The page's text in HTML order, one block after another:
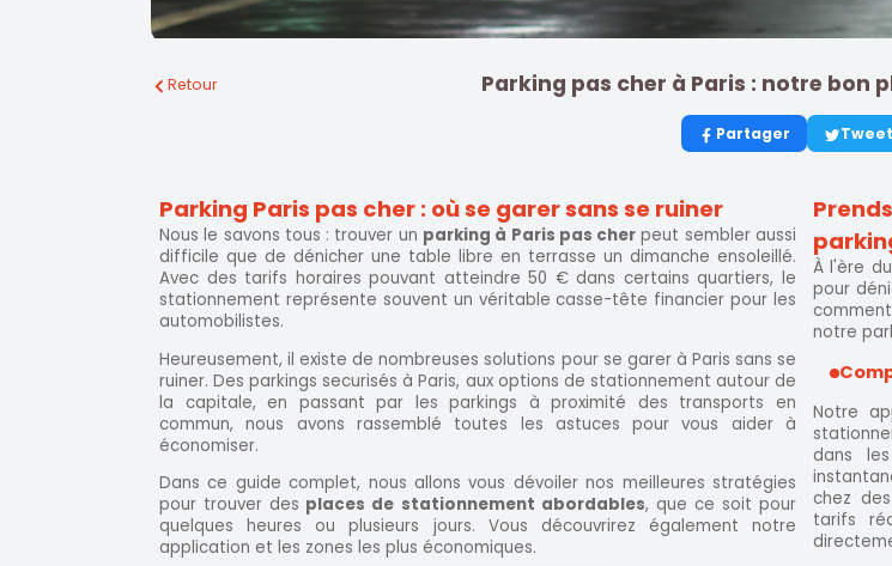
Retour Parking pas cher à Paris : notre bon
Partager
Parking Paris pas cher : où se garer sans se ruiner
Nous le savons tous : trouver un parking à Paris pas cher peut sembler aussi
difficile que de dénicher une table libre en terrasse un dimanche ensoleillé.
Avec des tarifs horaires pouvant atteindre 50 € dans certains quartiers, le
stationnement représente souvent un véritable casse-tête financier pour les
automobilistes.
Heureusement, il existe de nombreuses solutions pour se garer à Paris sans se
ruiner. Des parkings securisés à Paris, aux options de stationnement autour de
la capitale, en passant par les parkings à proximité des transports en
commun, nous avons rassemblé toutes les astuces pour vous aider à
économiser.
Dans ce guide complet, nous allons vous dévoiler nos meilleures stratégies
pour trouver des places de stationnement abordables, que ce soit pour
quelques heures ou plusieurs jours. Vous découvrirez également notre
application et les zones les plus économiques.
À l'ère
pour
notre
Notre
dans
chez
tarifs